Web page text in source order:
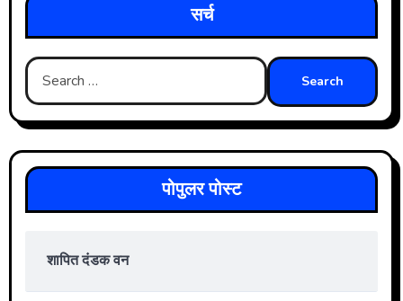
सर्च
Search
for:
पोपुलर पोस्ट
शापित दंडक वन